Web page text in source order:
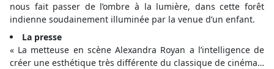
nous fait passer de l’ombre à la lumière, dans cette forêt
indienne soudainement illuminée par la venue d’un enfant.
La presse
« La metteuse en scène Alexandra Royan a l’intelligence de
créer une esthétique très différente du classique de cinéma…